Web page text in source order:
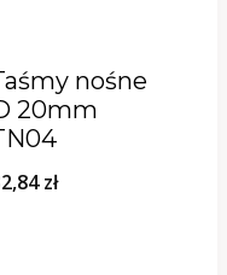
nośne
20mm
zł